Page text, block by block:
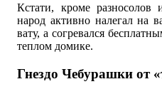
Кстати, кроме разносолов
народ активно налегал на
вату, а согревался
теплом домике.
Гнездо Чебурашки от